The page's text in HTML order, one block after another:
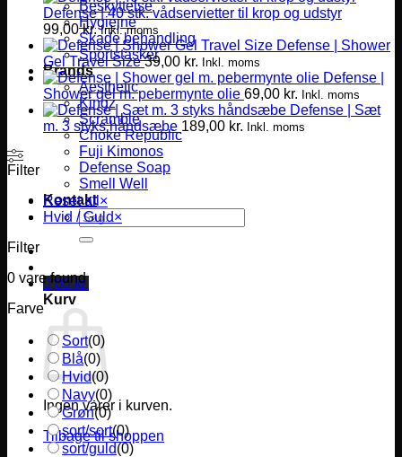
Beskyttelse
Hygiejne
Skade behandling
Sportstasker
Brands
Aesthetic
Kingz
Scramble
Choke Republic
Fuji Kimonos
Defense Soap
Smell Well
Kontakt
Søg
efter:
0,00 kr.
Kurv
Ingen varer i kurven.
Tilbage til shoppen
Defense | 40 stk. vådservietter til krop og udstyr
99,00kr. Inkl. moms
Defense | Shower
Gel Travel Size 39,00 kr. Inkl. moms
Defense |
Shower gel m. pebermynte olie 69,00 kr. Inkl. moms
Defense | Sæt
m. 3 styks håndsæbe 189,00 kr. Inkl. moms
Filter
Reset all ×
Hvid / Guld×
Filter
0 vare found
Farve
Sort(0)
Blå(0)
Hvid(0)
Navy(0)
Grøn(0)
sort/sort(0)
sort/guld(0)